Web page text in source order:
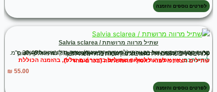
לפרטים נוספים והזמנה
שתיל מרווה מרושתת / Salvia sclarea
מרווה מרושתת היא עשב רב שנתי (לפעמים חד שנתי), צמח נדיר, אשר תפוצתו מרוכזת בעיקר בבתה של צפון הארץ. המרווה המרושתת מגיעה לגובה של 30-40 ס"מ. עליו הגדולים מדיפים ריח מאוד נעים ורענן. העלה אליפסי מעוגל, לא מחולק, משונן קלות בשיניים מעוגלות רדודות בעל גוון תכלת בהיר נוטה ללבן.
לידיעתכם:
אין אפשרות לשלוח שתילים בדואר /עם שליח, בהזמנה הכוללת שתילים תצטרכו לבוא לאסוף מהמשתלה (בכרם מהר"ל)
₪ 55.00
לפרטים נוספים והזמנה